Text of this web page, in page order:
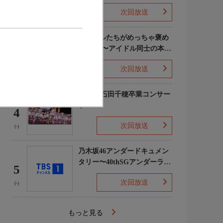
次回放送
ライバルたちがめっちゃ褒め
てくる!〜アイドル同士の本音
レビューSP〜
次回放送
4
(-)
STU48 石田千穂卒業コンサー
ト
次回放送
5
(-)
乃木坂46アンダードキュメン
タリー〜40thSGアンダーライ
ブ舞台裏〜
次回放送
もっと見る